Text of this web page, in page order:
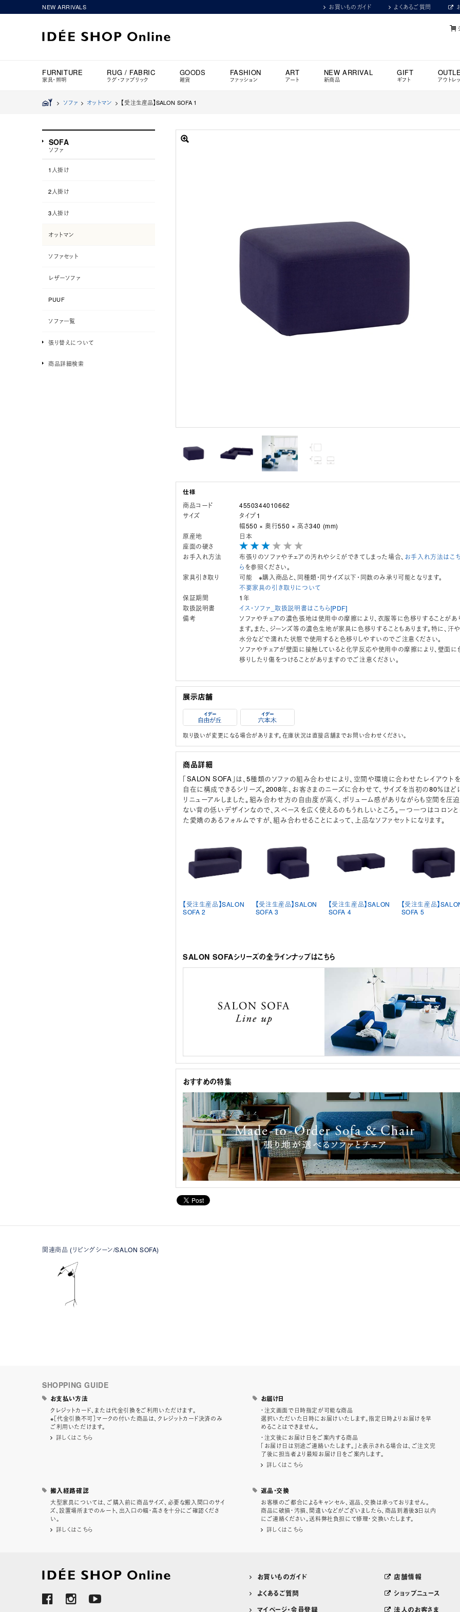
NEW ARRIVALS お買いものガイド よくあるご質問
FURNITURE
家具・照明
RUG / FABRIC
ラグ・ファブリック
GOODS
雑貨
FASHION
ファッション
ART
アート
NEW ARRIVAL
新商品
GIFT
ギフト アウトレ
> ソファ> オットマン > 【受注生産品】SALON SOFA 1
商品コード
4550344010662
サイズ
タイプ1
幅550 × 奥行550 × 高さ340 (mm)
原産地
日本
座面の硬さ
お手入れ方法
布張りのソファやチェアの汚れやシミができてしまった場合、 お手入れ方法はこ
らを参照ください。
家具引き取り
可能 ※購入商品と、同種類・同サイズ以下・同数のみ承り可能となります。
不要家具の引き取りについて
保証期間
1年
取扱説明書
イス・ソファ_取扱説明書はこちら[PDF]
備考
ソファやチェアの濃色張地は使用中の摩擦により、衣服等に色移りすることがあ
ます。また、ジーンズ等の濃色生地が家具に色移りすることもあります。特に、汗や
水分などで濡れた状態で使用すると色移りしやすいのでご注意ください。
ソファやチェアが壁面に接触していると化学反応や使用中の摩擦により、壁面に
移りしたり傷をつけることがありますのでご注意ください。
取り扱いが変更になる場合があります。在庫状況は直接店舗までお問い合わせください。
商品詳細
「SALON SOFA」は、5種類のソファの組み合わせにより、空間や環境に合わせたレイアウトを
自在に構成できるシリーズ。2008年、お客さまのニーズに合わせて、サイズを当初の80％ほど
リニューアルしました。組み合わせ方の自由度が高く、ボリューム感がありながらも空間を圧
ない背の低いデザインなので、スペースを広く使えるのもうれしいところ。一つ一つはコロンと
た愛嬌のあるフォルムですが、組み合わせることによって、上品なソファセットになります。
【受注生産品】SALON
SOFA 2
【受注生産品】SALON
SOFA 3
【受注生産品】SALON
SOFA 4
【受注生産品】
SOFA 5
SALON SOFAシリーズの全ラインナップはこちら
おすすめの特集
SOFA
ソファ
1人掛け
2人掛け
3人掛け
オットマン
ソファセット
レザーソファ
PUUF
ソファ一覧
張り替えについて
商品詳細検索
関連商品 (リビングシーン/SALON SOFA)
SHOPPING GUIDE
お支払い方法
クレジットカード、または代金引換をご利用いただけます。
※［代金引換不可］マークの付いた商品は、クレジットカード決済のみ
ご利用いただけます。
詳しくはこちら
お届け日
・注文画面で日時指定が可能な商品
選択いただいた日時にお届けいたします。指定日時よりお届けを早
めることはできません。
・注文後にお届け日をご案内する商品
「お届け日は別途ご連絡いたします。」と表示される場合は、ご注文完
了後に担当者より最短お届け日をご案内します。
詳しくはこちら
搬入経路確認
大型家具については、ご購入前に商品サイズ、必要な搬入間口のサイ
ズ、設置場所までのルート、出入口の幅・高さを十分にご確認くださ
い。
詳しくはこちら
返品・交換
お客様のご都合によるキャンセル、返品、交換は承っておりません。
商品に破損・汚損、間違いなどがございましたら、商品到着後3日以内
にご連絡ください。送料弊社負担にて修理・交換いたします。
詳しくはこちら
お買いものガイド
よくあるご質問
マイページ・会員登録
店舗情報
ショップニュース
法人のお客さま